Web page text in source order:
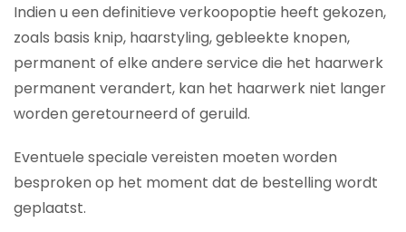
Indien u een definitieve verkoopoptie heeft gekozen,
zoals basis knip, haarstyling, gebleekte knopen,
permanent of elke andere service die het haarwerk
permanent verandert, kan het haarwerk niet langer
worden geretourneerd of geruild.
Eventuele speciale vereisten moeten worden
besproken op het moment dat de bestelling wordt
geplaatst.